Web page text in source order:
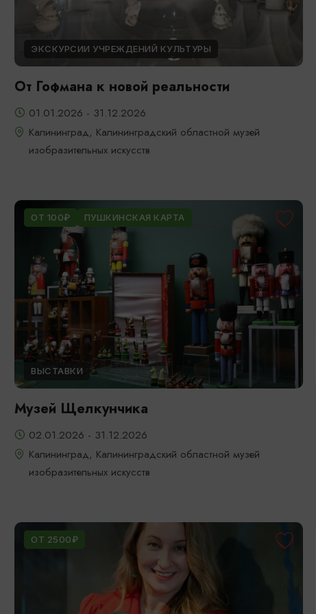
ЭКСКУРСИИ УЧРЕЖДЕНИЙ КУЛЬТУРЫ
От Гофмана к новой реальности
01.01.2026 - 31.12.2026
Калининград, Калининградский областной музей
изобразительных искусств
ОТ 100₽ ПУШКИНСКАЯ КАРТА
ВЫСТАВКИ
Музей Щелкунчика
02.01.2026 - 31.12.2026
Калининград, Калининградский областной музей
изобразительных искусств
ОТ 2500₽